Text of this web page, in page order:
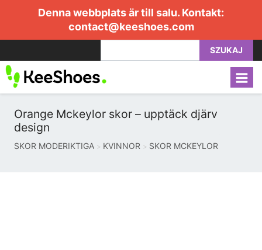
Denna webbplats är till salu. Kontakt:
contact@keeshoes.com
SZUKAJ
Orange Mckeylor skor – upptäck djärv
design
SKOR MODERIKTIGA KVINNOR SKOR MCKEYLOR